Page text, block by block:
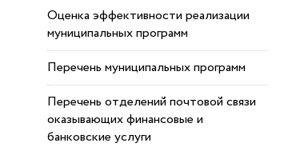
Оценка эффективности реализации
муниципальных программ
Перечень муниципальных программ
Перечень отделений почтовой связи
оказывающих финансовые и
банковские услуги